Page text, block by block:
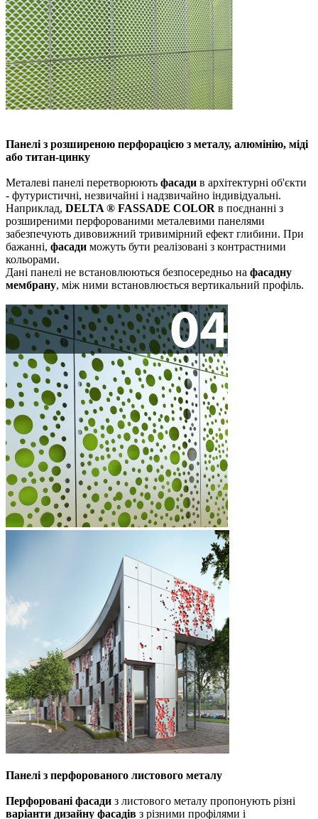
Панелі з розширеною перфорацією з металу, алюмінію, міді
або титан-цинку
Металеві панелі перетворюють фасади в архітектурні об'єкти
- футуристичні, незвичайні і надзвичайно індивідуальні.
Наприклад, DELTA ® FASSADE COLOR в поєднанні з
розширеними перфорованими металевими панелями
забезпечують дивовижний тривимірний ефект глибини. При
бажанні, фасади можуть бути реалізовані з контрастними
кольорами.
Дані панелі не встановлюються безпосередньо на фасадну
мембрану, між ними встановлюється вертикальний профіль.
Панелі з перфорованого листового металу
Перфоровані фасади з листового металу пропонують різні
варіанти дизайну фасадів з різними профілями і